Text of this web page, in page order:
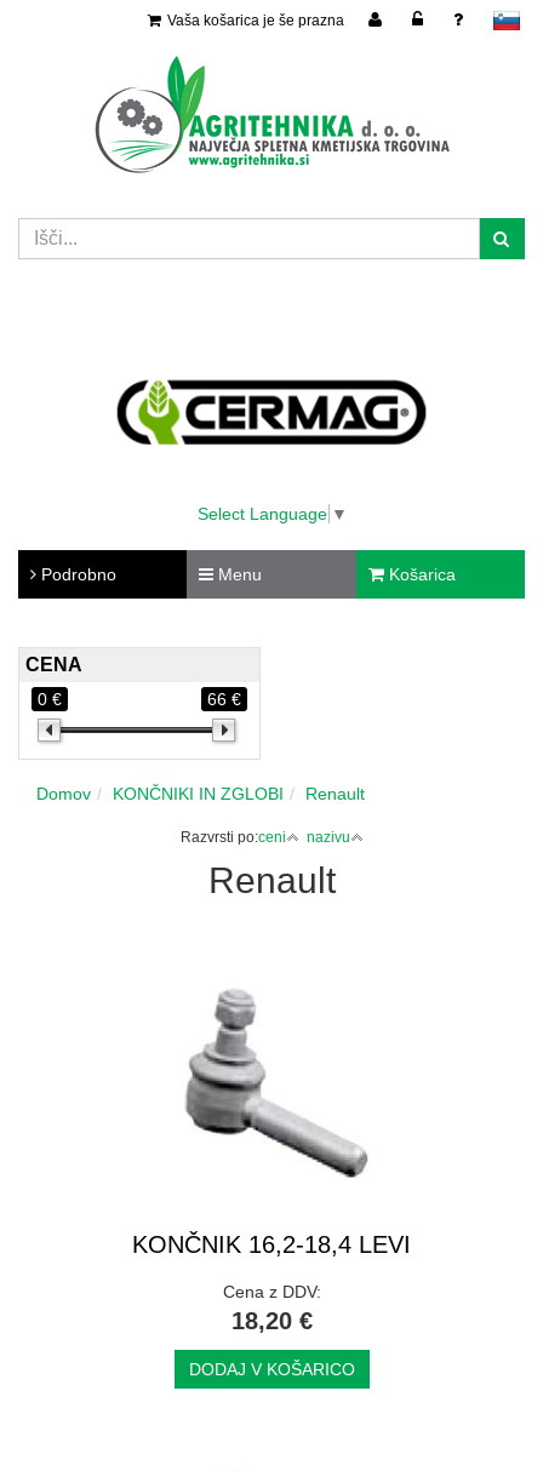
slovensko
Vaša košarica je še prazna
Select Language ▼
Podrobno Menu Košarica
CENA
0 € 66 €
Domov KONČNIKI IN ZGLOBI Renault
Razvrsti po:ceni nazivu
Renault
KONČNIK 16,2-18,4 LEVI
Cena z DDV:
18,20 €
DODAJ V KOŠARICO